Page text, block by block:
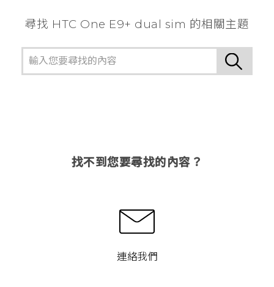
尋找 HTC One E9+ dual sim 的相關主題
找不到您要尋找的內容？
連絡我們